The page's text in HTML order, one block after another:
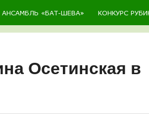
АНСАМБЛЬ «БАТ-ШЕВА» КОНКУРС
Осетинская в